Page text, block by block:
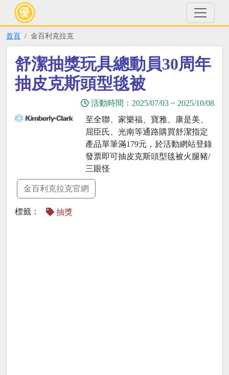
首頁 金百利克拉克
舒潔抽獎玩具總動員30周年
抽皮克斯頭型毯被
活動時間： 2025/07/03 ~ 2025/10/08
至全聯、家樂福、寶雅、康是美、
屈臣氏、光南等通路購買舒潔指定
產品單筆滿179元，於活動網站登錄
發票即可抽皮克斯頭型毯被火腿豬/
三眼怪
金百利克拉克官網
標籤： 抽獎